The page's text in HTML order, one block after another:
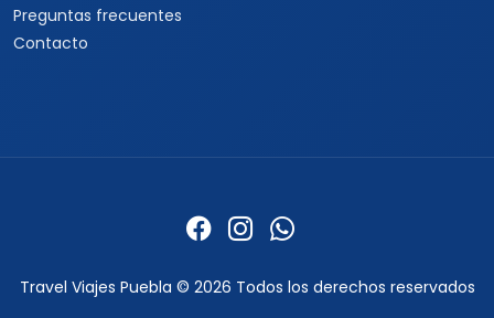
Preguntas frecuentes
Contacto
Travel Viajes Puebla © 2026 Todos los derechos reservados